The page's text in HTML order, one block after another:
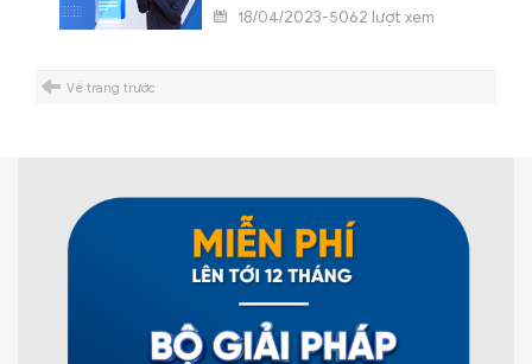
18/04/2023-5062 lượt xem
Về trang trước